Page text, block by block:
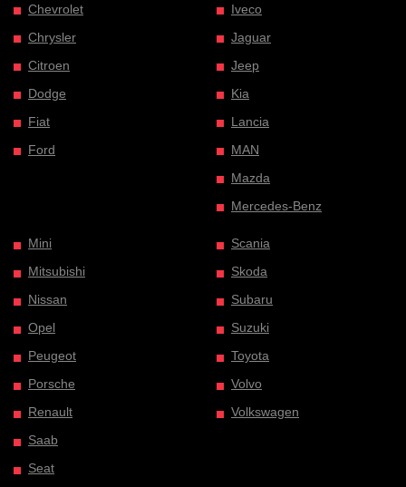
Chevrolet
Chrysler
Citroen
Dodge
Fiat
Ford
Iveco
Jaguar
Jeep
Kia
Lancia
MAN
Mazda
Mercedes-Benz
Mini
Mitsubishi
Nissan
Opel
Peugeot
Porsche
Renault
Saab
Seat
Scania
Skoda
Subaru
Suzuki
Toyota
Volvo
Volkswagen